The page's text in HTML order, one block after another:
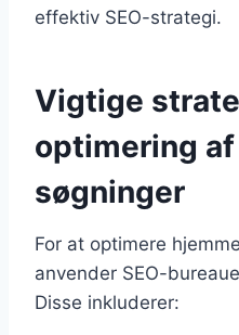
effektiv SEO-strategi.
Vigtige
optimering
søgninger
For at optimere
anvender SEO-
Disse inkluderer: